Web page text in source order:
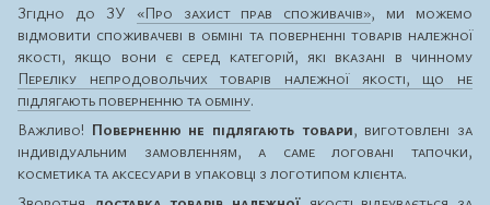
Згідно до ЗУ «Про захист прав споживачів», ми можемо
відмовити споживачеві в обміні та поверненні товарів належної
якості, якщо вони є серед категорій, які вказані в чинному
Переліку непродовольчих товарів належної якості, що не
підлягають поверненню та обміну.
Важливо! Поверненню не підлягають товари, виготовлені за
індивідуальним замовленням, а саме логовані тапочки,
косметика та аксесуари в упаковці з логотипом клієнта.